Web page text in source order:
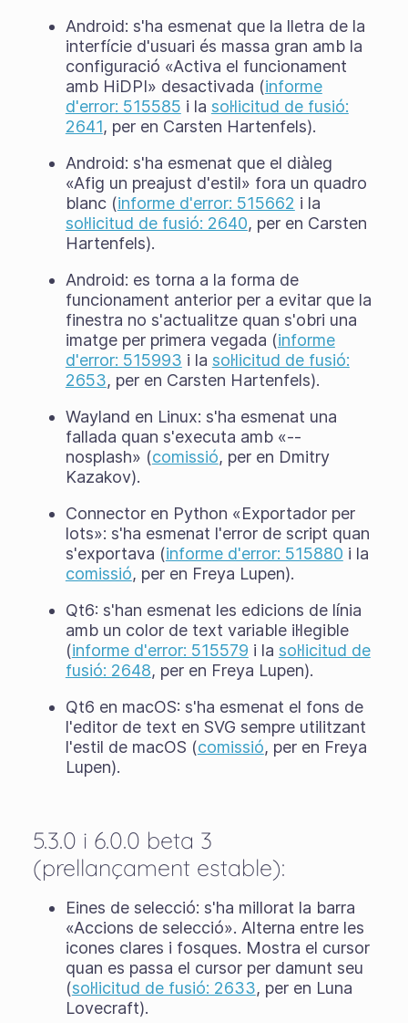
Android: s'ha esmenat que la lletra de la
interfície d'usuari és massa gran amb la
configuració «Activa el funcionament
amb HiDPI» desactivada (informe
d'error: 515585 i la sol·licitud de fusió:
2641, per en Carsten Hartenfels).
Android: s'ha esmenat que el diàleg
«Afig un preajust d'estil» fora un quadro
blanc (informe d'error: 515662 i la
sol·licitud de fusió: 2640, per en Carsten
Hartenfels).
Android: es torna a la forma de
funcionament anterior per a evitar que la
finestra no s'actualitze quan s'obri una
imatge per primera vegada (informe
d'error: 515993 i la sol·licitud de fusió:
2653, per en Carsten Hartenfels).
Wayland en Linux: s'ha esmenat una
fallada quan s'executa amb «--
nosplash» (comissió, per en Dmitry
Kazakov).
Connector en Python «Exportador per
lots»: s'ha esmenat l'error de script quan
s'exportava (informe d'error: 515880 i la
comissió, per en Freya Lupen).
Qt6: s'han esmenat les edicions de línia
amb un color de text variable il·legible
(informe d'error: 515579 i la sol·licitud de
fusió: 2648, per en Freya Lupen).
Qt6 en macOS: s'ha esmenat el fons de
l'editor de text en SVG sempre utilitzant
l'estil de macOS (comissió, per en Freya
Lupen).
5.3.0 i 6.0.0 beta 3
(prellançament estable):
Eines de selecció: s'ha millorat la barra
«Accions de selecció». Alterna entre les
icones clares i fosques. Mostra el cursor
quan es passa el cursor per damunt seu
(sol·licitud de fusió: 2633, per en Luna
Lovecraft).